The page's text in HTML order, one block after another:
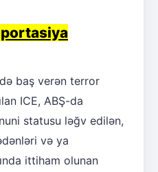
baş verən terror
ICE, ABŞ-da
statusu ləğv edilən,
və ya
ittiham olunan